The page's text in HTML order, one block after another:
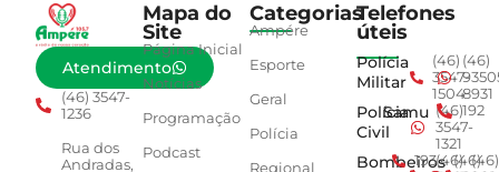
Atendimento
(46) 3547-
1236
Rua dos
Andradas,
Mapa do
Site
Página Inicial
Notícias
Programação
Podcast
Categorias
Ampére
Esporte
Geral
Polícia
Regional
Telefones
úteis
Polícia
Militar
(46)
3547-
1504
(46)
8931
Polícia
Civil
Samu (46)
3547-
1321
192
Bombeiros
193(46)(46)(46)